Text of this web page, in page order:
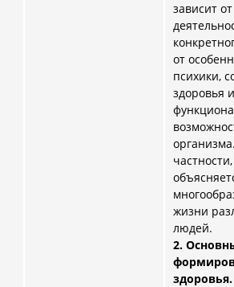
зависит
от
психики,
здоровья и
частности,
жизни
людей.
2.
здоровья.